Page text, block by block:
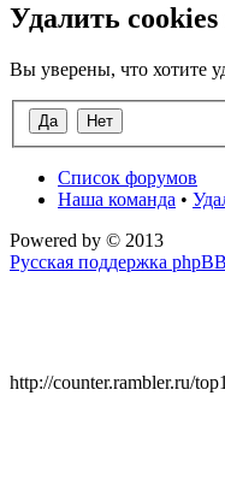
Удалить
Вы уверены, что хотите
Список форумов
Наша команда •
Powered by © 2013
Русская поддержка phpBB
http://counter.rambler.ru/